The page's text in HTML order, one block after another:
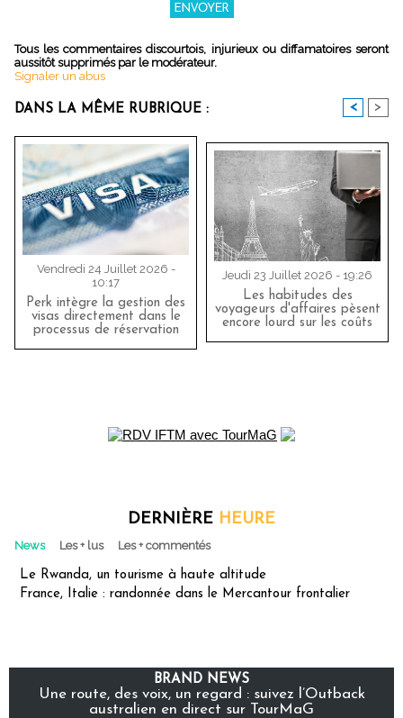
Tous les commentaires discourtois, injurieux ou diffamatoires seront
aussitôt supprimés par le modérateur.
Signaler un abus
DANS LA MÊME RUBRIQUE : < >
Vendredi 24 Juillet 2026 -
10:17
Perk intègre la gestion des
visas directement dans le
processus de réservation
Jeudi 23 Juillet 2026 - 19:26
Les habitudes des
voyageurs d'affaires pèsent
encore lourd sur les coûts
DERNIÈRE HEURE
News Les + lus Les + commentés
Le Rwanda, un tourisme à haute altitude
France, Italie : randonnée dans le Mercantour frontalier
BRAND NEWS
Une route, des voix, un regard : suivez l’Outback
australien en direct sur TourMaG